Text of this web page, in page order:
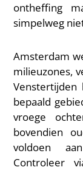
ontheffing
simpelweg
Amsterdam
milieuzones,
Venstertijden
bepaald
vroege
bovendien
voldoen
Controleer